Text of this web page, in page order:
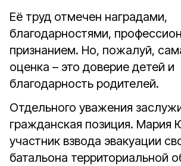
Её труд отмечен наградами,
благодарностями,
признанием. Но, пожалуй,
оценка – это доверие детей и
благодарность родителей.
Отдельного уважения
гражданская позиция. Мария
участник взвода эвакуации
батальона территориальной